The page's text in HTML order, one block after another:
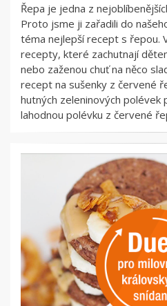
Řepa je jedna z
Proto jsme ji zařadili do
téma nejlepší recept s řepou.
recepty, které zachutnají
nebo zaženou chuť na něco
recept na sušenky z červené
hutných zeleninových polévek
lahodnou polévku z červené